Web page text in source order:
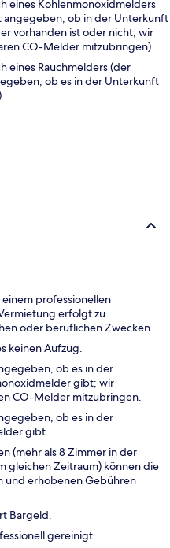
eines Kohlenmonoxidmelders
angegeben, ob in der Unterkunft
vorhanden ist oder nicht; wir
CO-Melder mitzubringen)
eines Rauchmelders (der
ob es in der Unterkunft
professionellen
erfolgt zu
oder beruflichen Zwecken.
keinen Aufzug.
ob es in der
gibt; wir
CO-Melder mitzubringen.
ob es in der
gibt.
(mehr als 8 Zimmer in der
gleichen Zeitraum) können die
erhobenen Gebühren
Bargeld.
gereinigt.